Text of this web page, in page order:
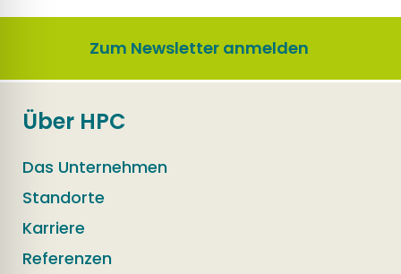
Zum Newsletter anmelden
Über HPC
Das Unternehmen
Standorte
Karriere
Referenzen